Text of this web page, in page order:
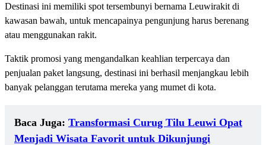
Destinasi ini memiliki spot tersembunyi bernama Leuwirakit di
kawasan bawah, untuk mencapainya pengunjung harus berenang
atau menggunakan rakit.
Taktik promosi yang mengandalkan keahlian terpercaya dan
penjualan paket langsung, destinasi ini berhasil menjangkau lebih
banyak pelanggan terutama mereka yang mumet di kota.
Baca Juga: Transformasi Curug Tilu Leuwi Opat
Menjadi Wisata Favorit untuk Dikunjungi